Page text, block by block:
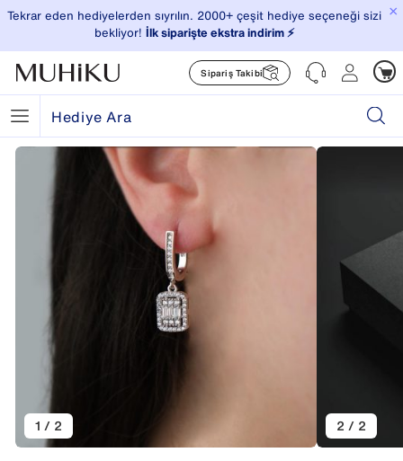
×
Tekrar eden hediyelerden sıyrılın. 2000+ çeşit hediye seçeneği sizi
bekliyor! İlk siparişte ekstra indirim ⚡️
Sipariş Takibi
1 / 2 2 / 2